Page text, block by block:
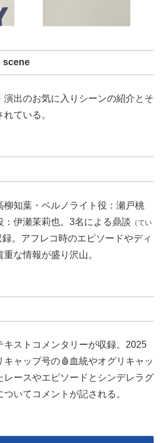
scene
演出のお気に入りシーンの紹介とそ
ている。
柳知葉・ベルノライト役：瀬戸桃
：伊瀬茉莉也。3名による鼎談 （てい
。アフレコ時のエピソードやディ
な情報が盛り沢山。
キストコメンタリーが収録。2025
ャップ号の🩸血統やオグリキャッ
レースやエピソードとシンデレラグ
いてコメントが記される。